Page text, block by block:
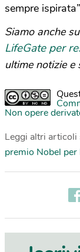
sempre
Siamo anche
LifeGate per
ultime notizie e
Non opere
Leggi altri articoli
premio Nobel per